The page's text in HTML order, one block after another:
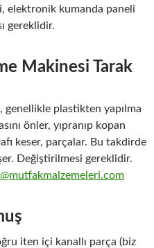
elektronik kumanda paneli
gereklidir.
Makinesi Tarak
genellikle plastikten yapılma
önler, yıpranıp kopan
keser, parçalar. Bu takdirde
Değiştirilmesi gereklidir.
iten içi kanallı parça (biz